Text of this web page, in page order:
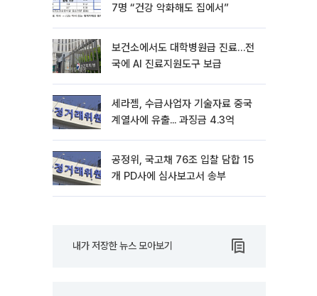
7명 “건강 악화해도 집에서”
보건소에서도 대학병원급 진료…전
국에 AI 진료지원도구 보급
세라젬, 수급사업자 기술자료 중국
계열사에 유출... 과징금 4.3억
공정위, 국고채 76조 입찰 담합 15
개 PD사에 심사보고서 송부
내가 저장한 뉴스 모아보기